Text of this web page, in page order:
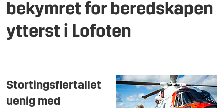
bekymret for beredskapen
ytterst i Lofoten
Stortingsflertallet
uenig med